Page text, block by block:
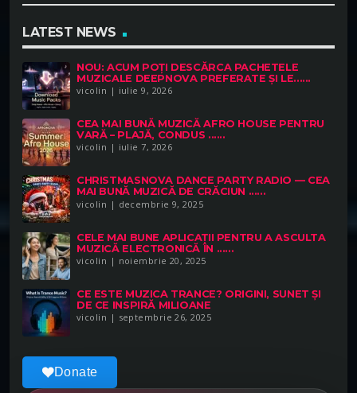
LATEST NEWS
NOU: ACUM POȚI DESCĂRCA PACHETELE
MUZICALE DEEPNOVA PREFERATE ȘI LE......
vicolin | iulie 9, 2026
CEA MAI BUNĂ MUZICĂ AFRO HOUSE PENTRU
VARĂ – PLAJĂ, CONDUS ......
vicolin | iulie 7, 2026
CHRISTMASNOVA DANCE PARTY RADIO — CEA
MAI BUNĂ MUZICĂ DE CRĂCIUN ......
vicolin | decembrie 9, 2025
CELE MAI BUNE APLICAȚII PENTRU A ASCULTA
MUZICĂ ELECTRONICĂ ÎN ......
vicolin | noiembrie 20, 2025
CE ESTE MUZICA TRANCE? ORIGINI, SUNET ȘI
DE CE INSPIRĂ MILIOANE
vicolin | septembrie 26, 2025
Donate